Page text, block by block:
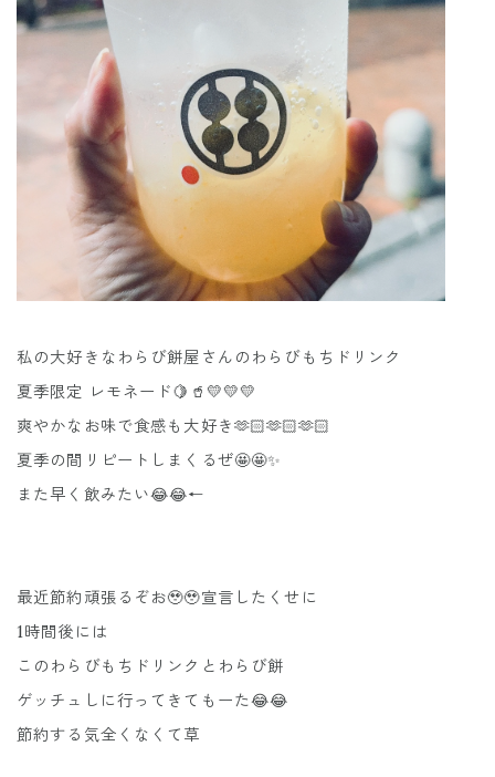
私の大好きなわらび餅屋さんのわらびもちドリンク
夏季限定 レモネード🍋🥤💛💛💛
爽やかなお味で食感も大好き🫶🏻🫶🏻🫶🏻
夏季の間リピートしまくるぜ🤩🤩✨
また早く飲みたい😂😂←
最近節約頑張るぞお🥹🥹宣言したくせに
1時間後には
このわらびもちドリンクとわらび餅
ゲッチュしに行ってきてもーた😂😂
節約する気全くなくて草